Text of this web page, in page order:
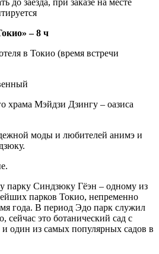
до заезда, при заказе на месте
– 8 ч
в Токио (время встречи
храма Мэйдзи Дзингу – оазиса
моды и любителей анимэ и
парку Синдзюку Гёэн – одному из
парков Токио, непременно
года. В период Эдо парк служил
сейчас это ботанический сад с
один из самых популярных садов в